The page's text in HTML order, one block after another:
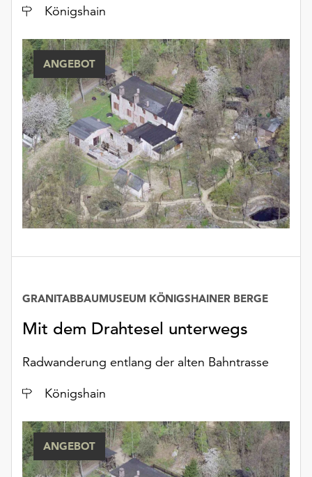
Einstellungen
die
Schaltfläche
„Auswählen“.
Weitere
Informationen
finden
Sie
unserer
Datenschutzerklärung
oder
dem
.
Ort
Königshain
ANGEBOT
Mit dem Drahtesel unterwegs
GRANITABBAUMUSEUM KÖNIGSHAINER BERGE
Radwanderung entlang der alten Bahntrasse
Ort
Königshain
ANGEBOT